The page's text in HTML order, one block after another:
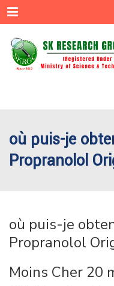
Menu
où puis-je
Propranolol
où puis-je
Propranolol
Moins Cher 20